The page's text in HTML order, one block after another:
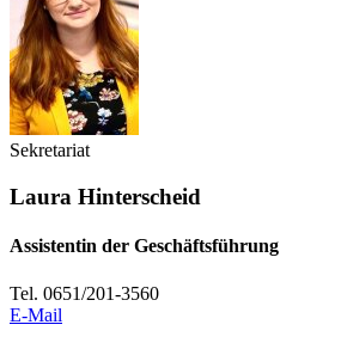
Sekretariat
Laura Hinterscheid
Assistentin der Geschäftsführung
Tel. 0651/201-3560
E-Mail